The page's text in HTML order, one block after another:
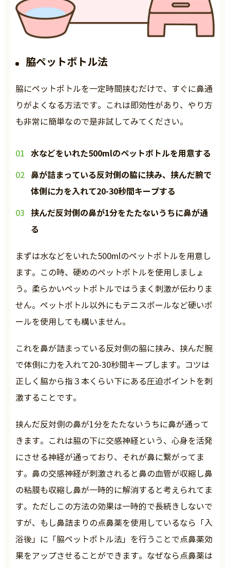
脇ペットボトル法
脇にペットボトルを一定時間挟むだけで、すぐに鼻通
りがよくなる方法です。これは即効性があり、やり方
も非常に簡単なので是非試してみてください。
水などをいれた500mlのペットボトルを用意する
鼻が詰まっている反対側の脇に挟み、挟んだ腕で
体側に力を入れて20-30秒間キープする
挟んだ反対側の鼻が1分をたたないうちに鼻が通
る
まずは水などをいれた500mlのペットボトルを用意し
ます。この時、硬めのペットボトルを使用しましょ
う。柔らかいペットボトルではうまく刺激が伝わりま
せん。ペットボトル以外にもテニスボールなど硬いボ
ールを使用しても構いません。
これを鼻が詰まっている反対側の脇に挟み、挟んだ腕
で体側に力を入れて20-30秒間キープします。コツは
正しく脇から指３本くらい下にある圧迫ポイントを刺
激することです。
挟んだ反対側の鼻が1分をたたないうちに鼻が通って
きます。これは脇の下に交感神経という、心身を活発
にさせる神経が通っており、それが鼻に繋がってま
す。鼻の交感神経が刺激されると鼻の血管が収縮し鼻
の粘膜も収縮し鼻が一時的に解消すると考えられてま
す。ただしこの方法の効果は一時的で長続きしないで
すが、もし鼻詰まりの点鼻薬を使用しているなら「入
浴後」に「脇ペットボトル法」を行うことで点鼻薬効
果をアップさせることができます。なぜなら点鼻薬は